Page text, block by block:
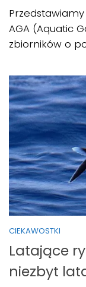
AGA (Aquatic
zbiorników o
CIEKAWOSTKI
Latające
niezbyt